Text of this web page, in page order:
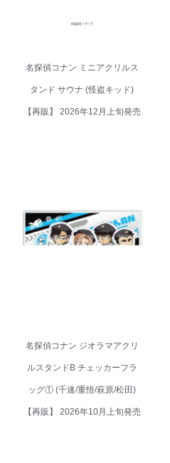
名探偵コナン ミニアクリルス
タンド サウナ (怪盗キッド)
【再販】 2026年12月上旬発売
名探偵コナン ジオラマアクリル
スタンドB チェッカーフラッグ
名探偵コナン ジオラマアクリ
ルスタンドB チェッカーフラ
ッグ① (千速/重悟/萩原/松田)
【再販】 2026年10月上旬発売